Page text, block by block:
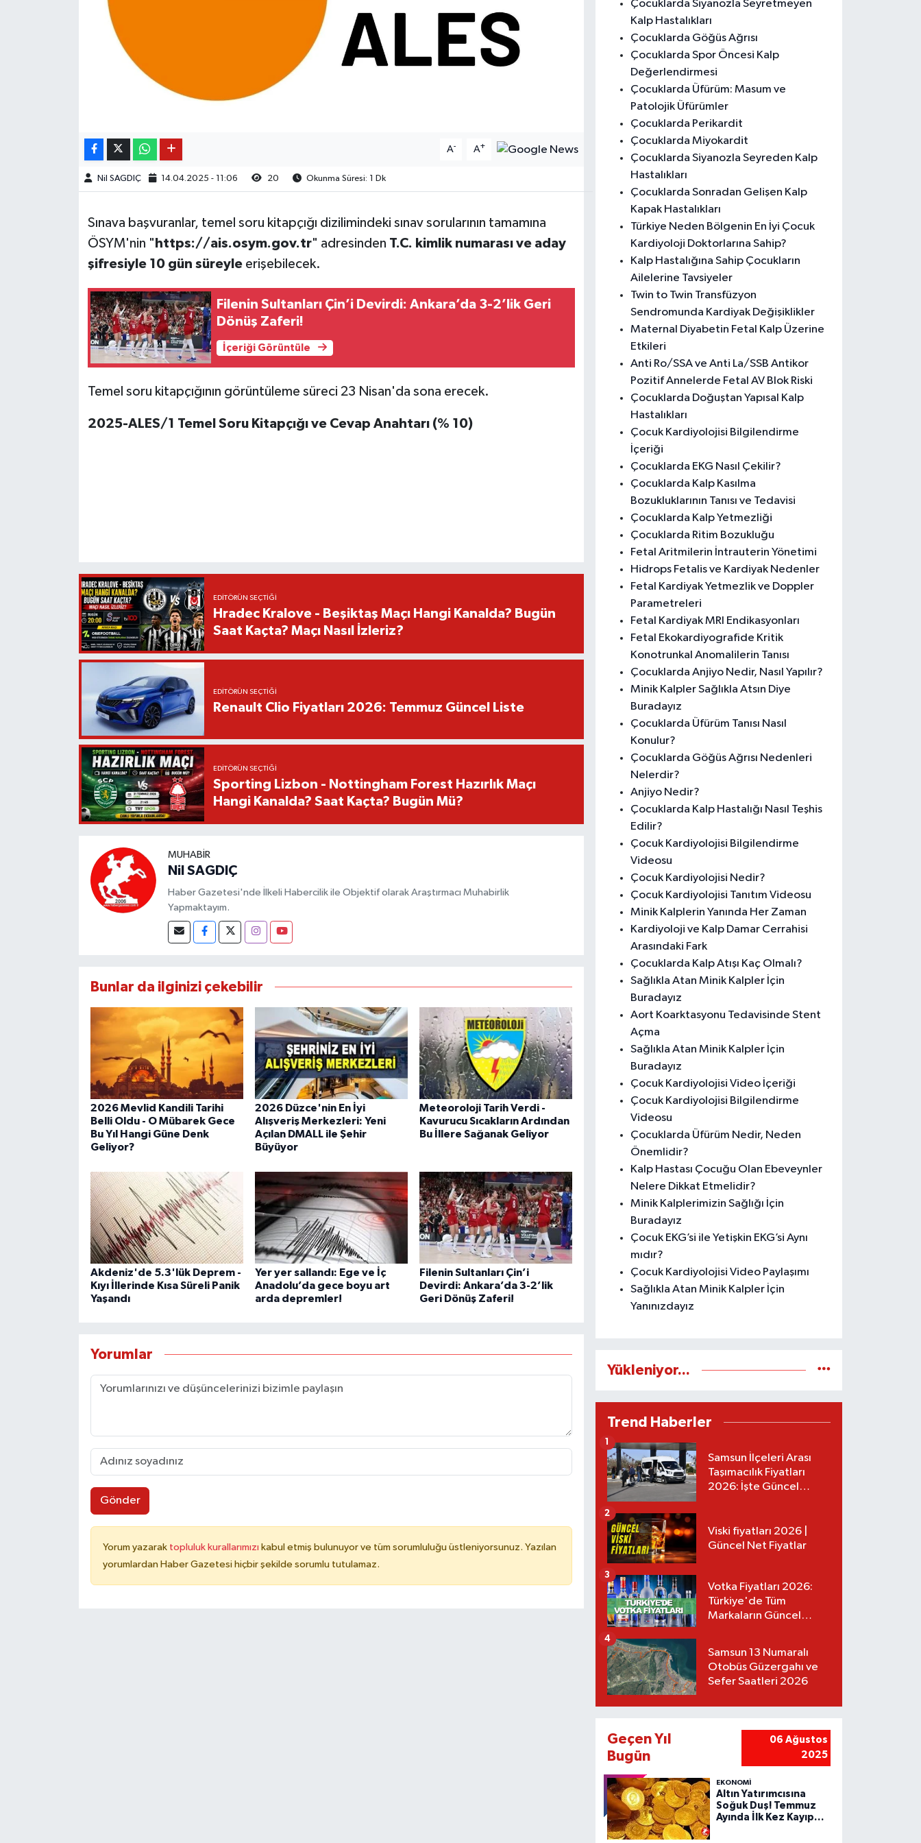
A- A+
Nil SAGDIÇ 14.04.2025 - 11:06 20 Okunma Süresi: 1 Dk
Sınava başvuranlar, temel soru kitapçığı dizilimindeki sınav sorularının tamamına
ÖSYM'nin " https://ais.osym.gov.tr" adresinden T.C. kimlik numarası ve aday
şifresiyle 10 gün süreyleerişebilecek.
Filenin Sultanları Çin’i Devirdi: Ankara’da 3-2’lik Geri
Dönüş Zaferi!
İçeriği Görüntüle
Temel soru kitapçığının görüntüleme süreci 23 Nisan'da sona erecek.
2025-ALES/1 Temel Soru Kitapçığı ve Cevap Anahtarı (% 10)
EDITÖRÜN SEÇTIĞI
Hradec Kralove - Beşiktaş Maçı Hangi Kanalda? Bugün
Saat Kaçta? Maçı Nasıl İzleriz?
EDITÖRÜN SEÇTIĞI
Renault Clio Fiyatları 2026: Temmuz Güncel Liste
EDITÖRÜN SEÇTIĞI
Sporting Lizbon - Nottingham Forest Hazırlık Maçı
Hangi Kanalda? Saat Kaçta? Bugün Mü?
MUHABIR
Nil SAGDIÇ
Haber Gazetesi'nde İlkeli Habercilik ile Objektif olarak Araştırmacı Muhabirlik
Yapmaktayım.
Bunlar da ilginizi çekebilir
2026 Mevlid Kandili Tarihi
Belli Oldu - O Mübarek Gece
Bu Yıl Hangi Güne Denk
Geliyor?
2026 Düzce'nin En İyi
Alışveriş Merkezleri: Yeni
Açılan DMALL ile Şehir
Büyüyor
Meteoroloji Tarih Verdi -
Kavurucu Sıcakların Ardından
Bu İllere Sağanak Geliyor
Akdeniz'de 5.3'lük Deprem -
Kıyı İllerinde Kısa Süreli Panik
Yaşandı
Yer yer sallandı: Ege ve İç
Anadolu’da gece boyu art
arda depremler!
Filenin Sultanları Çin’i
Devirdi: Ankara’da 3-2’lik
Geri Dönüş Zaferi!
Yorumlar
Gönder
Yorum yazarak topluluk kurallarımızı kabul etmiş bulunuyor ve tüm sorumluluğu üstleniyorsunuz. Yazılan
yorumlardan Haber Gazetesi hiçbir şekilde sorumlu tutulamaz.
Çocuklarda Siyanozla Seyretmeyen
Kalp Hastalıkları
Çocuklarda Göğüs Ağrısı
Çocuklarda Spor Öncesi Kalp
Değerlendirmesi
Çocuklarda Üfürüm: Masum ve
Patolojik Üfürümler
Çocuklarda Perikardit
Çocuklarda Miyokardit
Çocuklarda Siyanozla Seyreden Kalp
Hastalıkları
Çocuklarda Sonradan Gelişen Kalp
Kapak Hastalıkları
Türkiye Neden Bölgenin En İyi Çocuk
Kardiyoloji Doktorlarına Sahip?
Kalp Hastalığına Sahip Çocukların
Ailelerine Tavsiyeler
Twin to Twin Transfüzyon
Sendromunda Kardiyak Değişiklikler
Maternal Diyabetin Fetal Kalp Üzerine
Etkileri
Anti Ro/SSA ve Anti La/SSB Antikor
Pozitif Annelerde Fetal AV Blok Riski
Çocuklarda Doğuştan Yapısal Kalp
Hastalıkları
Çocuk Kardiyolojisi Bilgilendirme
İçeriği
Çocuklarda EKG Nasıl Çekilir?
Çocuklarda Kalp Kasılma
Bozukluklarının Tanısı ve Tedavisi
Çocuklarda Kalp Yetmezliği
Çocuklarda Ritim Bozukluğu
Fetal Aritmilerin İntrauterin Yönetimi
Hidrops Fetalis ve Kardiyak Nedenler
Fetal Kardiyak Yetmezlik ve Doppler
Parametreleri
Fetal Kardiyak MRI Endikasyonları
Fetal Ekokardiyografide Kritik
Konotrunkal Anomalilerin Tanısı
Çocuklarda Anjiyo Nedir, Nasıl Yapılır?
Minik Kalpler Sağlıkla Atsın Diye
Buradayız
Çocuklarda Üfürüm Tanısı Nasıl
Konulur?
Çocuklarda Göğüs Ağrısı Nedenleri
Nelerdir?
Anjiyo Nedir?
Çocuklarda Kalp Hastalığı Nasıl Teşhis
Edilir?
Çocuk Kardiyolojisi Bilgilendirme
Videosu
Çocuk Kardiyolojisi Nedir?
Çocuk Kardiyolojisi Tanıtım Videosu
Minik Kalplerin Yanında Her Zaman
Kardiyoloji ve Kalp Damar Cerrahisi
Arasındaki Fark
Çocuklarda Kalp Atışı Kaç Olmalı?
Sağlıkla Atan Minik Kalpler İçin
Buradayız
Aort Koarktasyonu Tedavisinde Stent
Açma
Sağlıkla Atan Minik Kalpler İçin
Buradayız
Çocuk Kardiyolojisi Video İçeriği
Çocuk Kardiyolojisi Bilgilendirme
Videosu
Çocuklarda Üfürüm Nedir, Neden
Önemlidir?
Kalp Hastası Çocuğu Olan Ebeveynler
Nelere Dikkat Etmelidir?
Minik Kalplerimizin Sağlığı İçin
Buradayız
Çocuk EKG’si ile Yetişkin EKG’si Aynı
mıdır?
Çocuk Kardiyolojisi Video Paylaşımı
Sağlıkla Atan Minik Kalpler İçin
Yanınızdayız
Yükleniyor...
Trend Haberler
Samsun İlçeleri Arası
Taşımacılık Fiyatları
2026: İşte Güncel
1
Viski fiyatları 2026 |
Güncel Net Fiyatlar
2
Votka Fiyatları 2026:
Türkiye'de Tüm
Markaların Güncel
3
Samsun 13 Numaralı
Otobüs Güzergahı ve
Sefer Saatleri 2026
4
Geçen Yıl
Bugün
06 Ağustos
2025
EKONOMİ
Altın Yatırımcısına
Soğuk Duş! Temmuz
Ayında İlk Kez Kayıp